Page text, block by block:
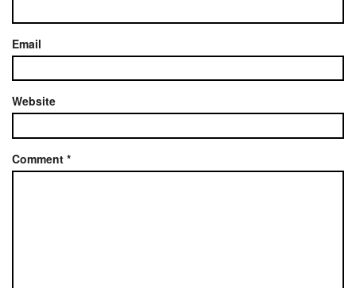
Email
Website
Comment *